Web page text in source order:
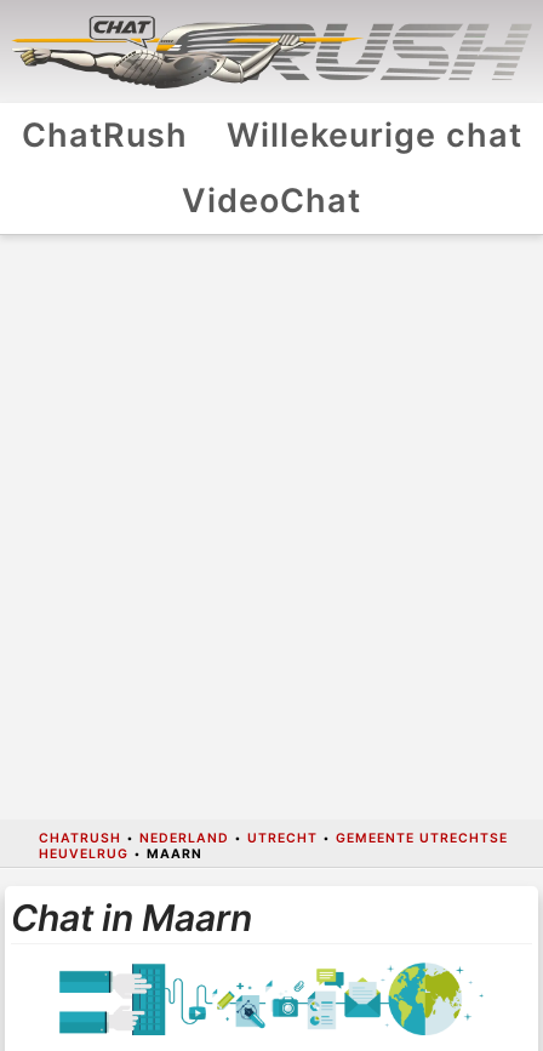
ChatRush
Willekeurige chat
VideoChat
CHATRUSH • NEDERLAND • UTRECHT • GEMEENTE UTRECHTSE
HEUVELRUG • MAARN
Chat in Maarn